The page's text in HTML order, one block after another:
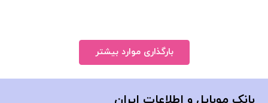
بارگذاری موارد بیشتر